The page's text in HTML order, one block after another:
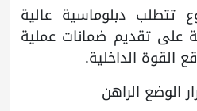
تتطلب دبلوماسية عالية
على تقديم ضمانات عملية
القوة الداخلية.
الوضع الراهن